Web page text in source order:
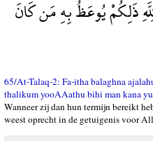
ذَلِكُمْ يُوعَظُ بِهِ مَن كَانَ
65/At-Talaq-2: Fa-itha balaghna
thalikum yooAAathu bihi man kana
Wanneer zij dan hun termijn bereikt
weest oprecht in de getuigenis voor